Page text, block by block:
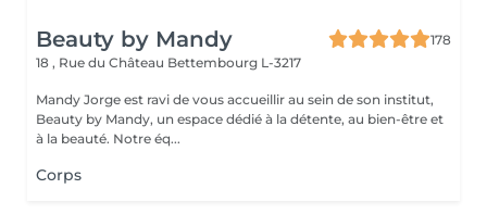
Beauty by Mandy
178
18 , Rue du Château Bettembourg L-3217
Mandy Jorge est ravi de vous accueillir au sein de son institut,
Beauty by Mandy, un espace dédié à la détente, au bien-être et
à la beauté. Notre éq...
Corps